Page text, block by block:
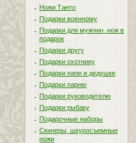
Ножи Танто
Подарки военному
Подарки для мужчин, нож в
подарок
Подарки другу
Подарки охотнику
Подарки папе и дедушке
Подарки парню
Подарки руководителю
Подарки рыбаку
Подарочные наборы
Скинеры, шкуросъемные
ножи